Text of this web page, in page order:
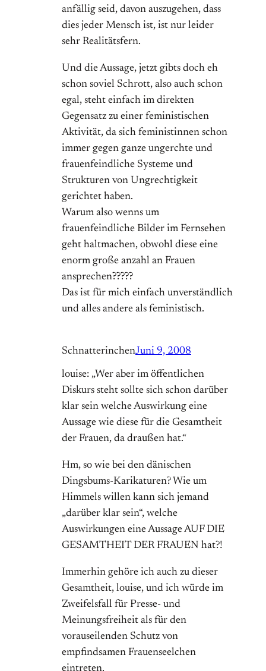
anfällig seid, davon auszugehen, dass
dies jeder Mensch ist, ist nur leider
sehr Realitätsfern.
Und die Aussage, jetzt gibts doch eh
schon soviel Schrott, also auch schon
egal, steht einfach im direkten
Gegensatz zu einer feministischen
Aktivität, da sich feministinnen schon
immer gegen ganze ungerchte und
frauenfeindliche Systeme und
Strukturen von Ungrechtigkeit
gerichtet haben.
Warum also wenns um
frauenfeindliche Bilder im Fernsehen
geht haltmachen, obwohl diese eine
enorm große anzahl an Frauen
ansprechen?????
Das ist für mich einfach unverständlich
und alles andere als feministisch.
SchnatterinchenJuni 9, 2008
louise: „Wer aber im öffentlichen
Diskurs steht sollte sich schon darüber
klar sein welche Auswirkung eine
Aussage wie diese für die Gesamtheit
der Frauen, da draußen hat.“
Hm, so wie bei den dänischen
Dingsbums-Karikaturen? Wie um
Himmels willen kann sich jemand
„darüber klar sein“, welche
Auswirkungen eine Aussage AUF DIE
GESAMTHEIT DER FRAUEN hat?!
Immerhin gehöre ich auch zu dieser
Gesamtheit, louise, und ich würde im
Zweifelsfall für Presse- und
Meinungsfreiheit als für den
vorauseilenden Schutz von
empfindsamen Frauenseelchen
eintreten.